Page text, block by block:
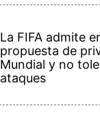
La FIFA admite
propuesta de
Mundial y no
ataques